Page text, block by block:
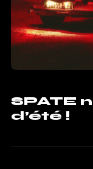
SPATE
d’été !